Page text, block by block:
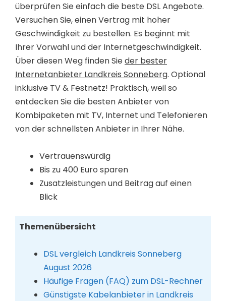
überprüfen Sie einfach die beste DSL Angebote.
Versuchen Sie, einen Vertrag mit hoher
Geschwindigkeit zu bestellen. Es beginnt mit
Ihrer Vorwahl und der Internetgeschwindigkeit.
Über diesen Weg finden Sieder bester
Internetanbieter Landkreis Sonneberg. Optional
inklusive TV & Festnetz! Praktisch, weil so
entdecken Sie die besten Anbieter von
Kombipaketen mit TV, Internet und Telefonieren
von der schnellsten Anbieter in Ihrer Nähe.
Vertrauenswürdig
Bis zu 400 Euro sparen
Zusatzleistungen und Beitrag auf einen
Blick
Themenübersicht
DSL vergleich Landkreis Sonneberg
August 2026
Häufige Fragen (FAQ) zum DSL-Rechner
Günstigste Kabelanbieter in Landkreis